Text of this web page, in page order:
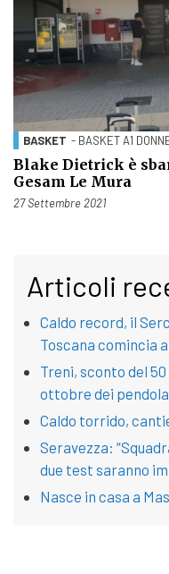
BASKET - BASKET A1
Blake Dietrick è
Gesam Le Mura
Pubblicato il
27 Settembre 2021
Articoli
Caldo record, il
Toscana comincia
Treni, sconto del
ottobre dei
Caldo torrido,
Seravezza:
due test saranno
Nasce in casa a